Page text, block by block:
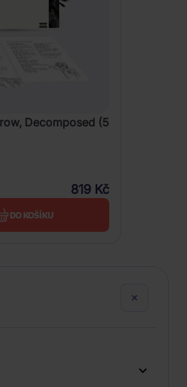
Decomposed (5
819 Kč
DO KOŠÍKU